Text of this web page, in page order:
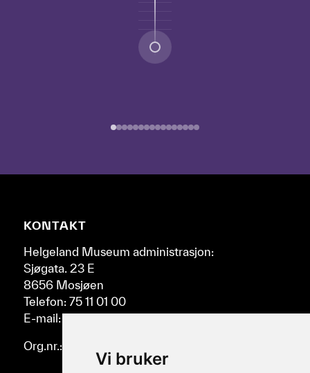
Vi bruker
venstre.
Nettsidebunn
KONTAKT
Helgeland Museum administrasjon:
Sjøgata. 23 E
8656 Mosjøen
Telefon: 75 11 01 00
E-mail: post@helmus.no
Org.nr.: 986 332 553